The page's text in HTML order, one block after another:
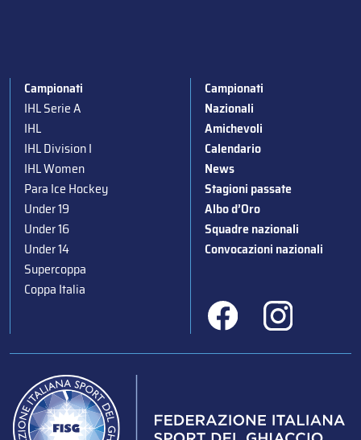
Campionati
IHL Serie A
IHL
IHL Division I
IHL Women
Para Ice Hockey
Under 19
Under 16
Under 14
Supercoppa
Coppa Italia
Campionati
Nazionali
Amichevoli
Calendario
News
Stagioni passate
Albo d’Oro
Squadre nazionali
Convocazioni nazionali